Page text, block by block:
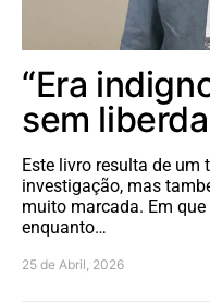
“Era
sem
Este livro resulta de um
investigação, mas
muito marcada. Em
enquanto…
25 de Abril, 2026